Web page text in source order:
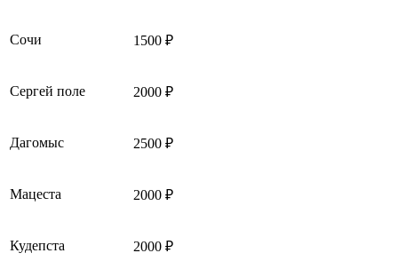
Сочи 1500 ₽
Сергей поле 2000 ₽
Дагомыс 2500 ₽
Мацеста 2000 ₽
Кудепста 2000 ₽